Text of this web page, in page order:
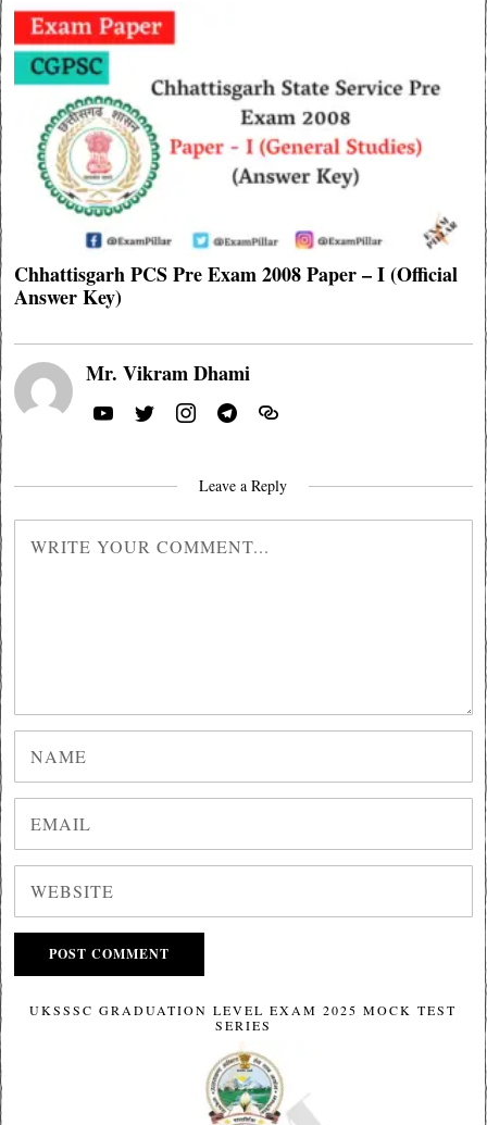
Chhattisgarh PCS Pre Exam 2008 Paper – I (Official
Answer Key)
Mr. Vikram Dhami
Leave a Reply
UKSSSC GRADUATION LEVEL EXAM 2025 MOCK TEST
SERIES